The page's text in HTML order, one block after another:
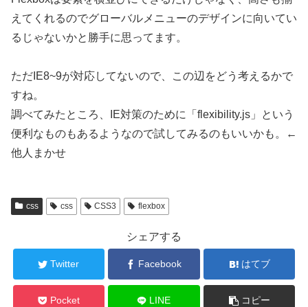
えてくれるのでグローバルメニューのデザインに向いてい
るじゃないかと勝手に思ってます。
ただIE8~9が対応してないので、この辺をどう考えるかで
すね。
調べてみたところ、IE対策のために「flexibility.js」という
便利なものもあるようなので試してみるのもいいかも。←
他人まかせ
css css CSS3 flexbox
シェアする
Twitter Facebook はてブ
Pocket LINE コピー